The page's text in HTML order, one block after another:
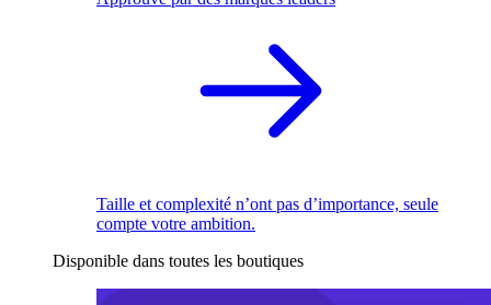
Taille et complexité n’ont pas d’importance, seule
compte votre ambition.
Disponible dans toutes les boutiques